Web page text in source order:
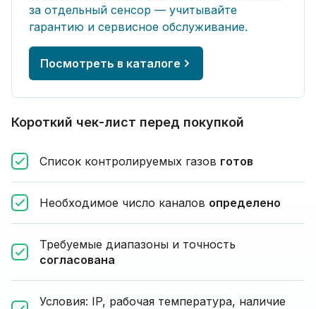
за отдельный сенсор — учитывайте
гарантию и сервисное обслуживание.
Посмотреть в каталоге
Короткий чек-лист перед покупкой
Список контролируемых газов готов
Необходимое число каналов определено
Требуемые диапазоны и точность
согласована
Условия: IP, рабочая температура, наличие